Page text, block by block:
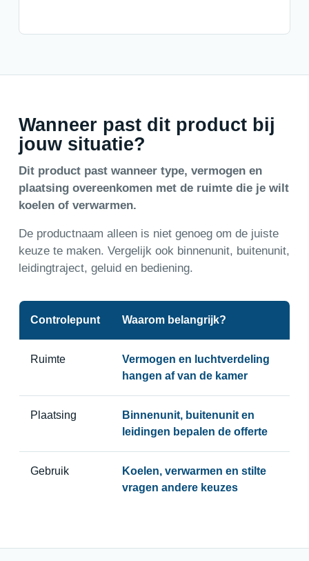
Wanneer past dit product bij
jouw situatie?
Dit product past wanneer type, vermogen en
plaatsing overeenkomen met de ruimte die je wilt
koelen of verwarmen.
De productnaam alleen is niet genoeg om de juiste
keuze te maken. Vergelijk ook binnenunit, buitenunit,
leidingtraject, geluid en bediening.
Controlepunt Waarom belangrijk?
Ruimte
Vermogen en luchtverdeling
hangen af van de kamer
Plaatsing
Binnenunit, buitenunit en
leidingen bepalen de offerte
Gebruik
Koelen, verwarmen en stilte
vragen andere keuzes